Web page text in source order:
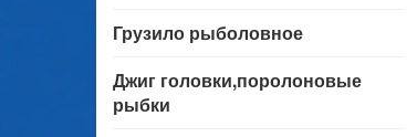
Грузило рыболовное
Джиг головки,поролоновые
рыбки